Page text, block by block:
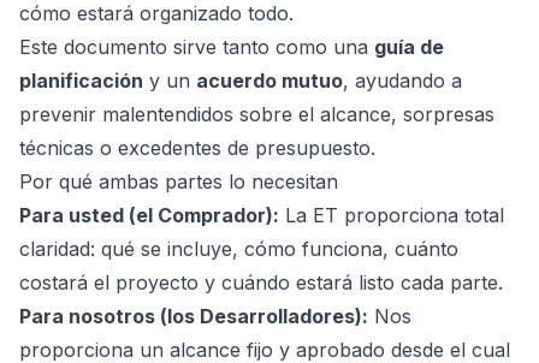
cómo estará organizado todo.
Este documento sirve tanto como una guía de
planificación y un acuerdo mutuo, ayudando a
prevenir malentendidos sobre el alcance, sorpresas
técnicas o excedentes de presupuesto.
Por qué ambas partes lo necesitan
Para usted (el Comprador): La ET proporciona total
claridad: qué se incluye, cómo funciona, cuánto
costará el proyecto y cuándo estará listo cada parte.
Para nosotros (los Desarrolladores): Nos
proporciona un alcance fijo y aprobado desde el cual